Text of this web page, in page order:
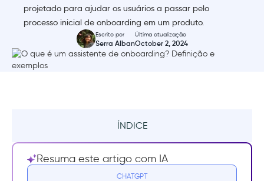
projetado para ajudar os usuários a passar pelo
processo inicial de onboarding em um produto.
Escrito por
Serra Alban
Última atualização
October 2, 2024
ÍNDICE
O que é um assistente de onboarding?
Por que os assistentes de onboarding são
Resuma este artigo com IA
CHATGPT